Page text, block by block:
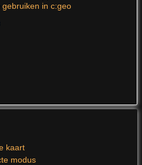
in c:geo
kaart
modus